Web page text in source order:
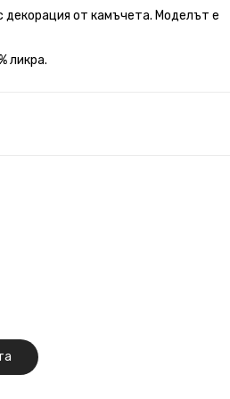
декорация от камъчета. Моделът е
ликра.